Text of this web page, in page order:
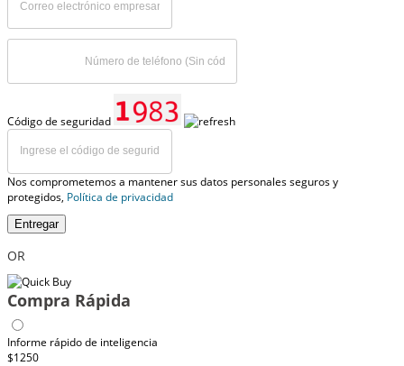
Código de seguridad
Nos comprometemos a mantener sus datos personales seguros y
protegidos, Política de privacidad
Entregar
OR
Compra Rápida
Informe rápido de inteligencia
$1250